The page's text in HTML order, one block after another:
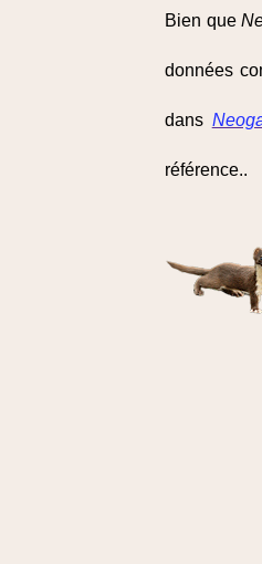
Bien que
données
dans
référence..